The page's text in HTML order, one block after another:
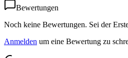
Bewertungen
Noch keine Bewertungen. Sei der
Anmelden um eine Bewertung zu